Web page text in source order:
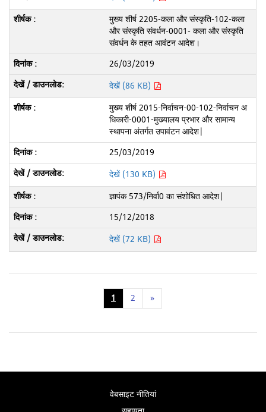
मुख्य शीर्ष 2205-कला और संस्कृति-102-कला
और संस्कृति संवर्धन-0001- कला और संस्कृति
संवर्धन के तहत आवंटन आदेश।
26/03/2019
देखें (86 KB)
मुख्य शीर्ष 2015-निर्वाचन-00-102-निर्वाचन अ
धिकारी-0001-मुख्यालय प्रभार और सामान्य
स्थापना अंतर्गत उपावंटन आदेश|
25/03/2019
देखें (130 KB)
ज्ञापंक 573/निर्वा0 का संशोधित आदेश|
15/12/2018
देखें (72 KB)
1 2 »
वेबसाइट नीतियां